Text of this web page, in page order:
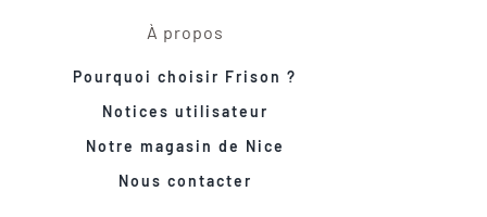
À propos
Pourquoi choisir Frison ?
Notices utilisateur
Notre magasin de Nice
Nous contacter